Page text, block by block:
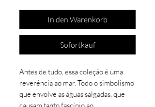
In den Warenkorb
Sofortkauf
Antes de tudo, essa coleção é uma
reverência ao mar. Todo o simbolismo
que envolve as águas salgadas, que